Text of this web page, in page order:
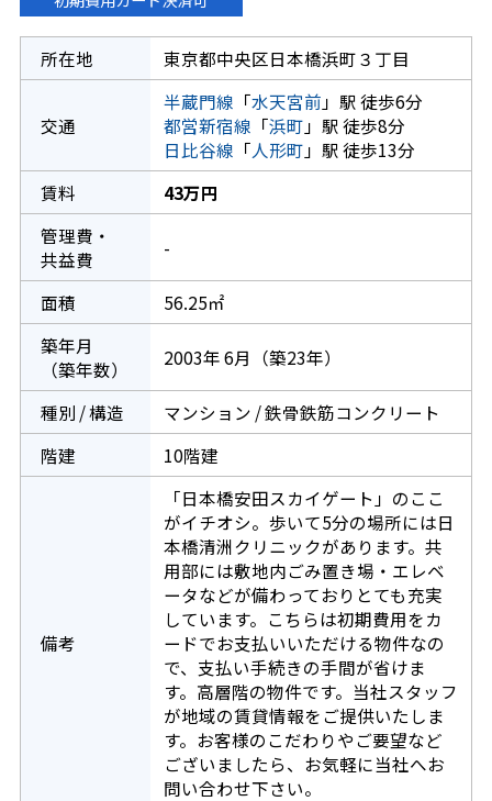
所在地 東京都中央区日本橋浜町３丁目
交通
半蔵門線 「水天宮前 」駅 徒歩6分
都営新宿線 「浜町 」駅 徒歩8分
日比谷線 「人形町 」駅 徒歩13分
賃料
43万円
管理費・
共益費
-
面積
56.25㎡
築年月
（築年数）
2003年 6月（築23年）
種別 / 構造
マンション / 鉄骨鉄筋コンクリート
階建
10階建
備考
「日本橋安田スカイゲート」のここ
がイチオシ。歩いて5分の場所には日
本橋清洲クリニックがあります。共
用部には敷地内ごみ置き場・エレベ
ータなどが備わっておりとても充実
しています。こちらは初期費用をカ
ードでお支払いいただける物件なの
で、支払い手続きの手間が省けま
す。高層階の物件です。当社スタッフ
が地域の賃貸情報をご提供いたしま
す。お客様のこだわりやご要望など
ございましたら、お気軽に当社へお
問い合わせ下さい。